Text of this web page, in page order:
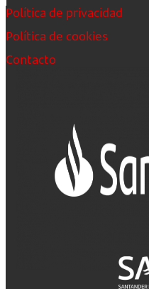
Política de privacidad
Política de cookies
Contacto